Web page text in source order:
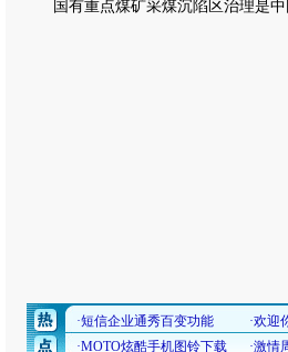
国有重点煤矿采煤沉陷区治理是中